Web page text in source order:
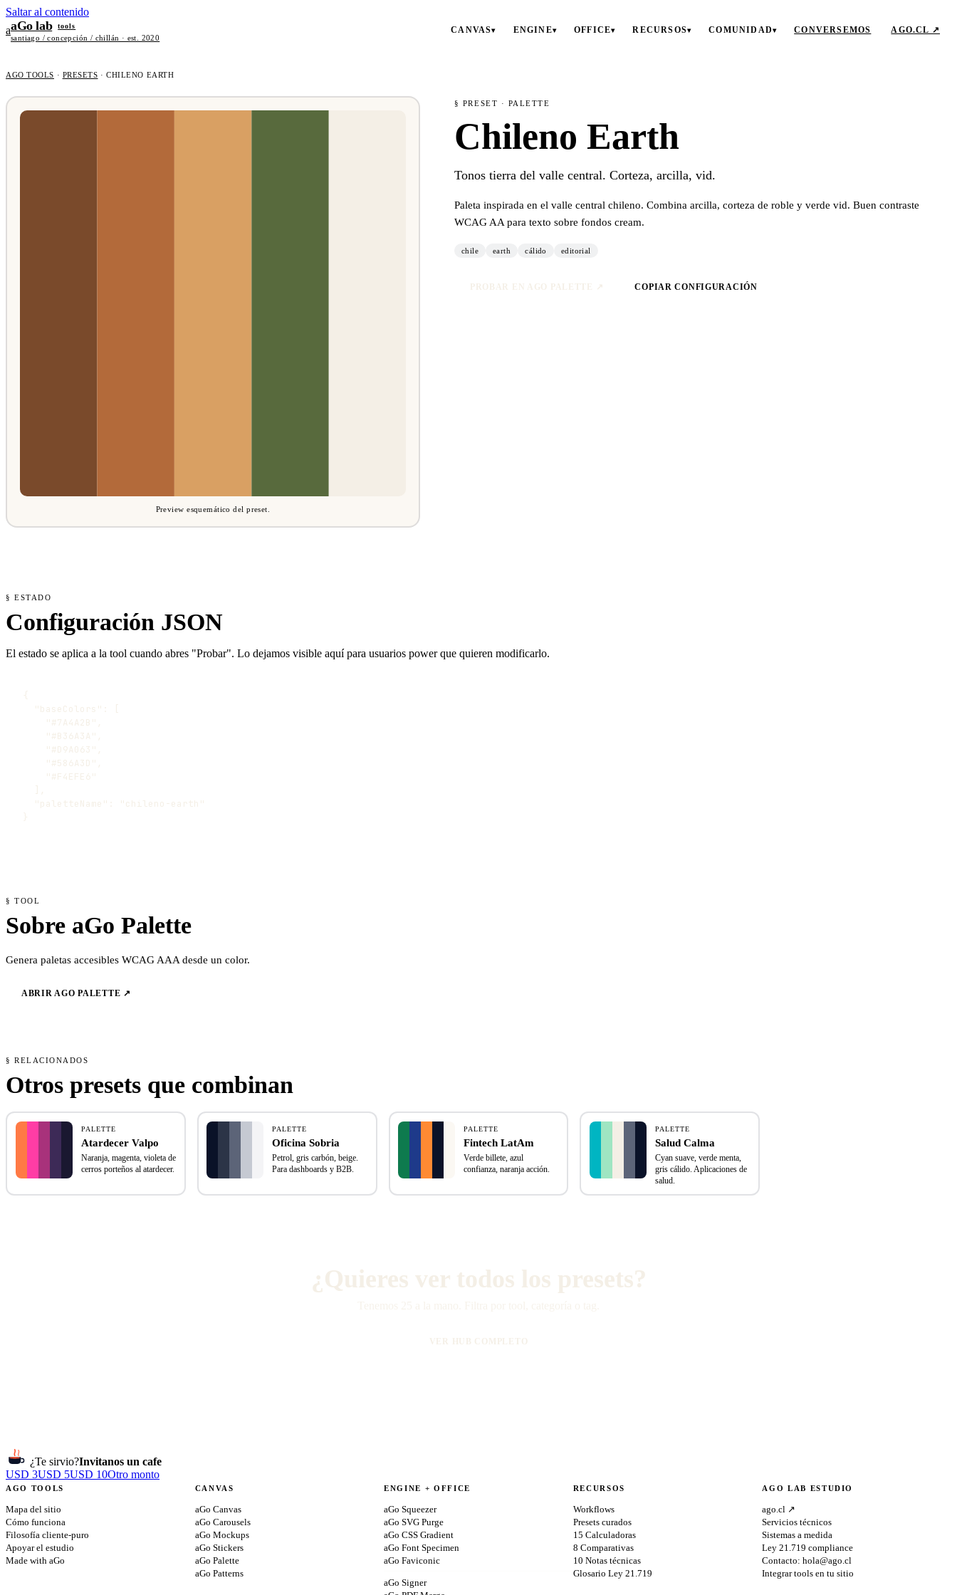
Saltar al contenido
aaGo lab tools
santiago / concepción / chillán · est. 2020
CANVAS▾ ENGINE▾ OFFICE▾ RECURSOS▾ COMUNIDAD▾ CONVERSEMOS AGO.CL ↗
AGO TOOLS · PRESETS ·CHILENO EARTH
Preview esquemático del preset.
§ PRESET · PALETTE
Chileno Earth
Tonos tierra del valle central. Corteza, arcilla, vid.
Paleta inspirada en el valle central chileno. Combina arcilla, corteza de roble y verde vid. Buen contraste
WCAG AA para texto sobre fondos cream.
chile earth cálido editorial
PROBAR EN AGO PALETTE ↗ COPIAR CONFIGURACIÓN
§ ESTADO
Configuración JSON
El estado se aplica a la tool cuando abres "Probar". Lo dejamos visible aquí para usuarios power que quieren modificarlo.
{
  "baseColors": [
    "#7A4A2B",
    "#B36A3A",
    "#D9A063",
    "#586A3D",
    "#F4EFE6"
  ],
  "paletteName": "chileno-earth"
}
§ TOOL
Sobre aGo Palette
Genera paletas accesibles WCAG AAA desde un color.
ABRIR AGO PALETTE ↗
§ RELACIONADOS
Otros presets que combinan
PALETTE
Atardecer Valpo
Naranja, magenta, violeta de
cerros porteños al atardecer.
PALETTE
Oficina Sobria
Petrol, gris carbón, beige.
Para dashboards y B2B.
PALETTE
Fintech LatAm
Verde billete, azul
confianza, naranja acción.
PALETTE
Salud Calma
Cyan suave, verde menta,
gris cálido. Aplicaciones de
salud.
¿Quieres ver todos los presets?
VER HUB COMPLETO
¿Te sirvio?Invitanos un cafe
USD 3USD 5USD 10Otro monto
AGO TOOLS
Mapa del sitio
Cómo funciona
Filosofía cliente-puro
Apoyar el estudio
Made with aGo
CANVAS
aGo Canvas
aGo Carousels
aGo Mockups
aGo Stickers
aGo Palette
aGo Patterns
ENGINE + OFFICE
aGo Squeezer
aGo SVG Purge
aGo CSS Gradient
aGo Font Specimen
aGo Faviconic
aGo Signer
RECURSOS
Workflows
Presets curados
15 Calculadoras
8 Comparativas
10 Notas técnicas
Glosario Ley 21.719
AGO LAB ESTUDIO
ago.cl ↗
Servicios técnicos
Sistemas a medida
Ley 21.719 compliance
Contacto:hola@ago.cl
Integrar tools en tu sitio